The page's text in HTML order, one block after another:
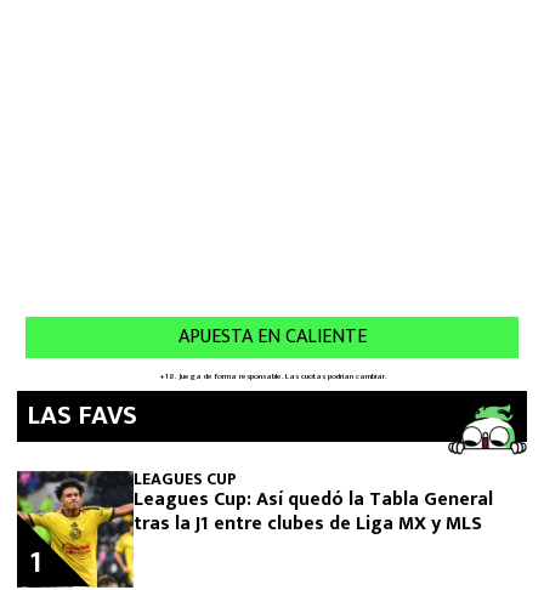
LAS FAVS
LEAGUES CUP
Leagues Cup: Así quedó la Tabla General
tras la J1 entre clubes de Liga MX y MLS
1